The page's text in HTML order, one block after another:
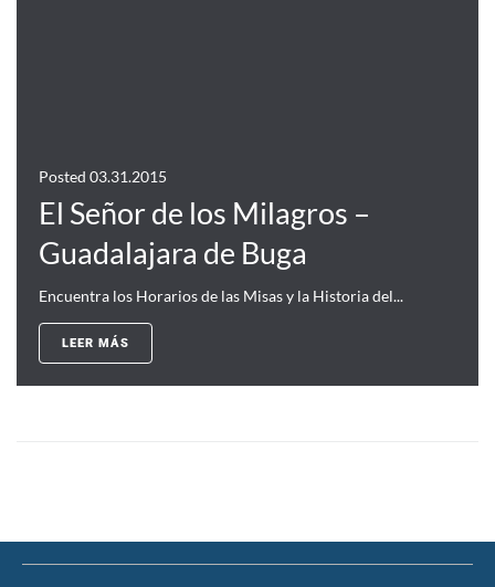
Posted 03.31.2015
El Señor de los Milagros –
Guadalajara de Buga
Encuentra los Horarios de las Misas y la Historia del...
LEER MÁS